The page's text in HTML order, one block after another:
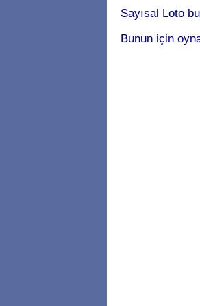
Sayısal Loto
Bunun için